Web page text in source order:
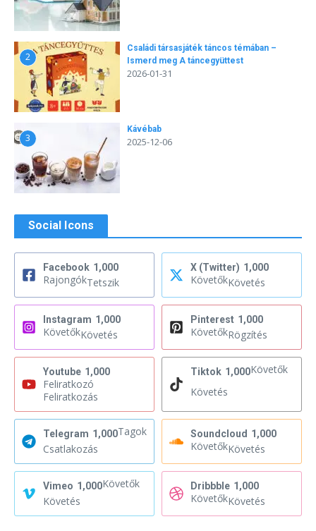
2
Családi társasjáték táncos témában –
Ismerd meg A táncegyüttest
2026-01-31
3
Kávébab
2025-12-06
Social Icons
Facebook 1,000
RajongókTetszik
X (Twitter) 1,000
KövetőkKövetés
Instagram 1,000
KövetőkKövetés
Pinterest 1,000
KövetőkRögzítés
Youtube 1,000
Feliratkozó
Feliratkozás
Tiktok 1,000Követők
Követés
Telegram 1,000Tagok
Csatlakozás
Soundcloud 1,000
KövetőkKövetés
Vimeo 1,000Követők
Követés
Dribbble 1,000
KövetőkKövetés